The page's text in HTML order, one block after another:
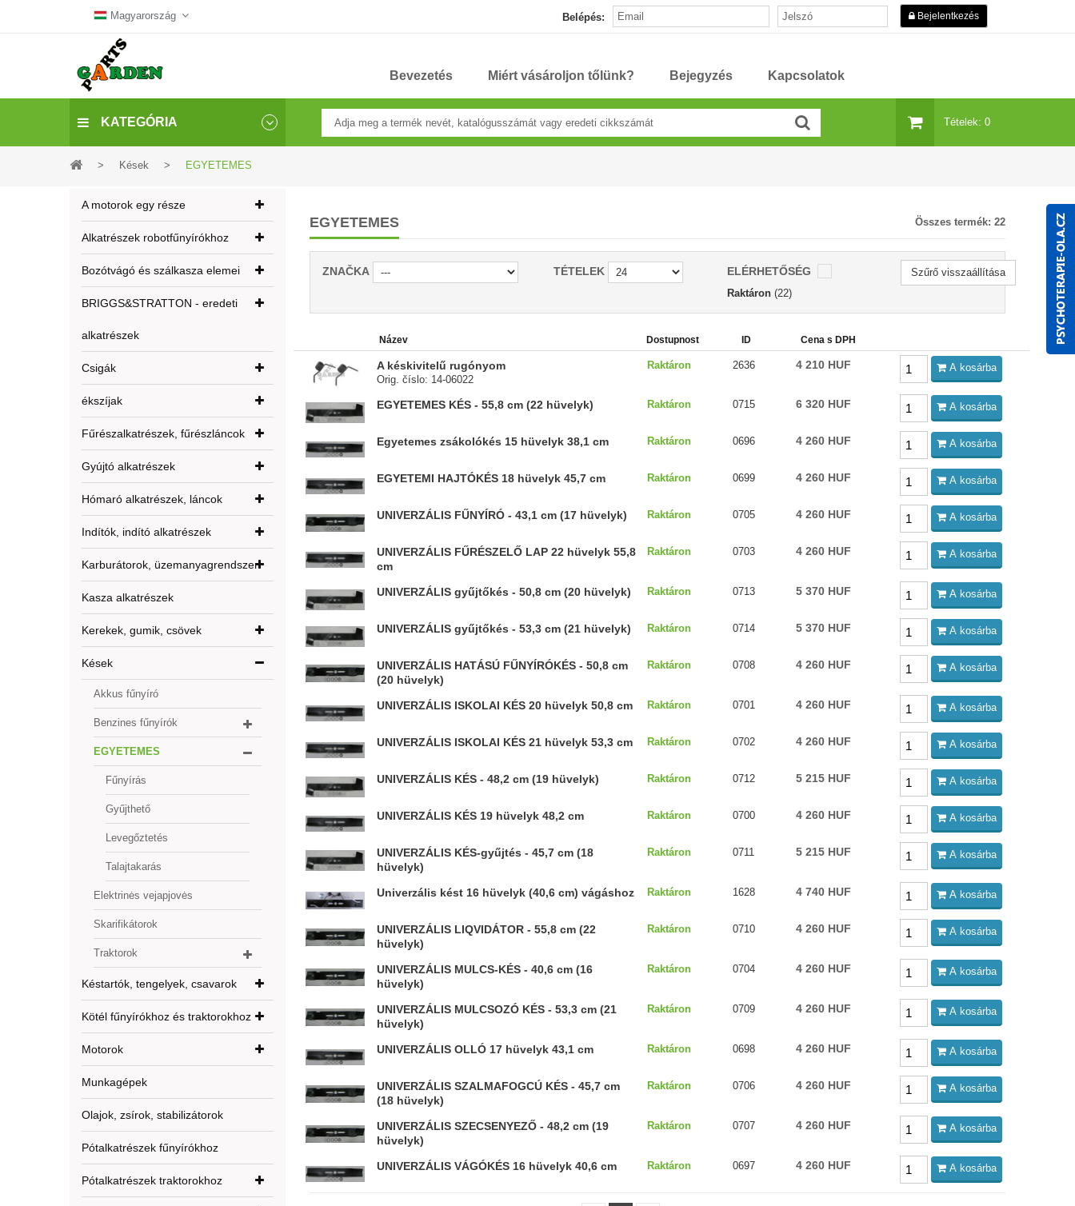
Magyarország Belépés: Bejelentkezés
Bevezetés Miért vásároljon tőlünk? Bejegyzés Kapcsolatok
KATEGÓRIA Tételek: 0
> Kések > EGYETEMES
A motorok egy része
Alkatrészek robotfűnyírókhoz
Bozótvágó és szálkasza elemei
BRIGGS&STRATTON - eredeti
alkatrészek
Csigák
ékszíjak
Fűrészalkatrészek, fűrészláncok
Gyújtó alkatrészek
Hómaró alkatrészek, láncok
Indítók, indító alkatrészek
Karburátorok, üzemanyagrendszer
Kasza alkatrészek
Kerekek, gumik, csövek
Kések
Akkus fűnyíró
Benzines fűnyírók
EGYETEMES
Fűnyírás
Gyűjthető
Levegőztetés
Talajtakarás
Elektrinės vejapjovės
Skarifikátorok
Traktorok
Késtartók, tengelyek, csavarok
Kötél fűnyírókhoz és traktorokhoz
Motorok
Munkagépek
Olajok, zsírok, stabilizátorok
Pótalkatrészek fűnyírókhoz
Pótalkatrészek traktorokhoz
EGYETEMES Összes termék: 22
ZNAČKA TÉTELEK ELÉRHETŐSÉG
Raktáron (22)
Szűrő visszaállítása
Název Dostupnost ID Cena s DPH
A késkivitelű rugónyom
Orig. číslo: 14-06022
Raktáron 2636 4 210 HUF A kosárba
EGYETEMES KÉS - 55,8 cm (22 hüvelyk) Raktáron 0715 6 320 HUF A kosárba
Egyetemes zsákolókés 15 hüvelyk 38,1 cm Raktáron 0696 4 260 HUF A kosárba
EGYETEMI HAJTÓKÉS 18 hüvelyk 45,7 cm Raktáron 0699 4 260 HUF A kosárba
UNIVERZÁLIS FŰNYÍRÓ - 43,1 cm (17 hüvelyk) Raktáron 0705 4 260 HUF A kosárba
UNIVERZÁLIS FŰRÉSZELŐ LAP 22 hüvelyk 55,8
cm
Raktáron 0703 4 260 HUF A kosárba
UNIVERZÁLIS gyűjtőkés - 50,8 cm (20 hüvelyk) Raktáron 0713 5 370 HUF A kosárba
UNIVERZÁLIS gyűjtőkés - 53,3 cm (21 hüvelyk) Raktáron 0714 5 370 HUF A kosárba
UNIVERZÁLIS HATÁSÚ FŰNYÍRÓKÉS - 50,8 cm
(20 hüvelyk)
Raktáron 0708 4 260 HUF A kosárba
UNIVERZÁLIS ISKOLAI KÉS 20 hüvelyk 50,8 cm Raktáron 0701 4 260 HUF A kosárba
UNIVERZÁLIS ISKOLAI KÉS 21 hüvelyk 53,3 cm Raktáron 0702 4 260 HUF A kosárba
UNIVERZÁLIS KÉS - 48,2 cm (19 hüvelyk) Raktáron 0712 5 215 HUF A kosárba
UNIVERZÁLIS KÉS 19 hüvelyk 48,2 cm Raktáron 0700 4 260 HUF A kosárba
UNIVERZÁLIS KÉS-gyűjtés - 45,7 cm (18
hüvelyk)
Raktáron 0711 5 215 HUF A kosárba
Univerzális kést 16 hüvelyk (40,6 cm) vágáshoz Raktáron 1628 4 740 HUF A kosárba
UNIVERZÁLIS LIQVIDÁTOR - 55,8 cm (22
hüvelyk)
Raktáron 0710 4 260 HUF A kosárba
UNIVERZÁLIS MULCS-KÉS - 40,6 cm (16
hüvelyk)
Raktáron 0704 4 260 HUF A kosárba
UNIVERZÁLIS MULCSOZÓ KÉS - 53,3 cm (21
hüvelyk)
Raktáron 0709 4 260 HUF A kosárba
UNIVERZÁLIS OLLÓ 17 hüvelyk 43,1 cm Raktáron 0698 4 260 HUF A kosárba
UNIVERZÁLIS SZALMAFOGCÚ KÉS - 45,7 cm
(18 hüvelyk)
Raktáron 0706 4 260 HUF A kosárba
UNIVERZÁLIS SZECSENYEZŐ - 48,2 cm (19
hüvelyk)
Raktáron 0707 4 260 HUF A kosárba
UNIVERZÁLIS VÁGÓKÉS 16 hüvelyk 40,6 cm Raktáron 0697 4 260 HUF A kosárba